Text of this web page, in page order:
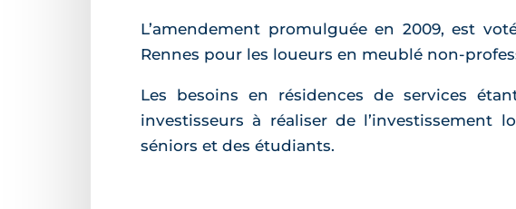
L’amendement promulguée en 2009, est
Rennes pour les loueurs en meublé non-
Les besoins en résidences de services
investisseurs à réaliser de l’investissement
séniors et des étudiants.